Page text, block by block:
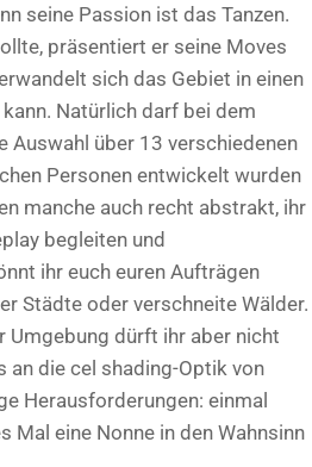
seine Passion ist das Tanzen.
präsentiert er seine Moves
sich das Gebiet in einen
Natürlich darf bei dem
Auswahl über 13 verschiedenen
Personen entwickelt wurden
manche auch recht abstrakt, ihr
begleiten und
ihr euch euren Aufträgen
Städte oder verschneite Wälder.
Umgebung dürft ihr aber nicht
an die cel shading-Optik von
Herausforderungen: einmal
Mal eine Nonne in den Wahnsinn